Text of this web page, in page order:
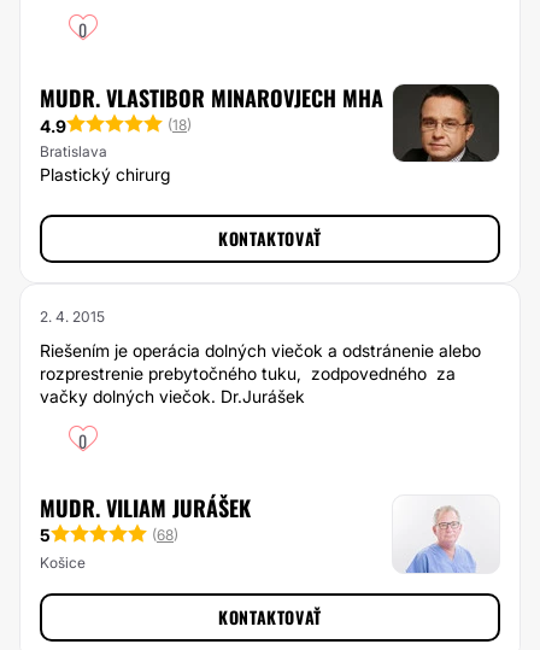
0
MUDR. VLASTIBOR MINAROVJECH MHA
4.9 (18)
Bratislava
Plastický chirurg
KONTAKTOVAŤ
2. 4. 2015
Riešením je operácia dolných viečok a odstránenie alebo
rozprestrenie prebytočného tuku, zodpovedného za
vačky dolných viečok. Dr.Jurášek
0
MUDR. VILIAM JURÁŠEK
5 (68)
Košice
KONTAKTOVAŤ